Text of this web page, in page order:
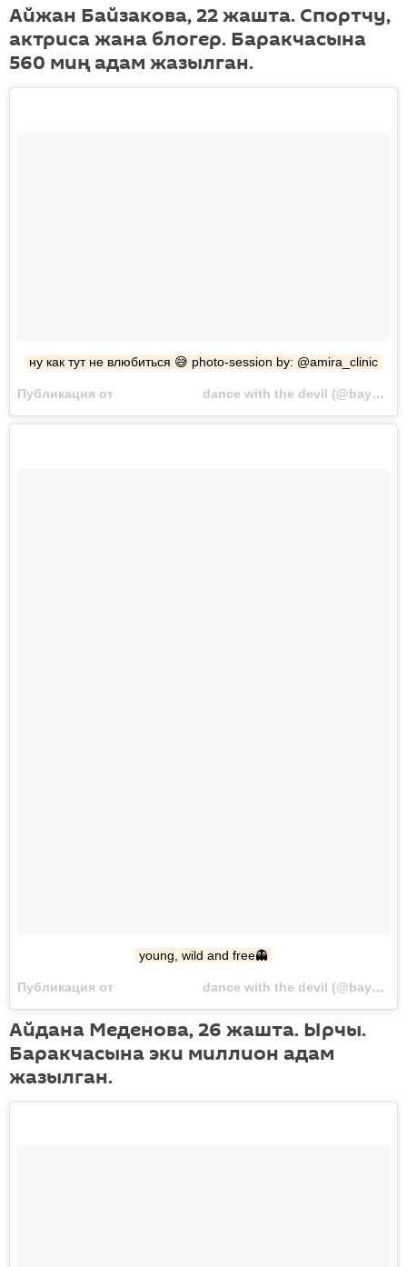
Айжан Байзакова, 22 жашта. Спортчу,
актриса жана блогер. Баракчасына
560 миң адам жазылган.
ну как тут не влюбиться 😅 photo-session by: @amira_clinic
Публикация от ⠀⠀⠀⠀⠀⠀⠀⠀⠀ dance with the devil (@bayzakova) Сен 21 2017 в 6:00 PDT
young, wild and free👻
Публикация от ⠀⠀⠀⠀⠀⠀⠀⠀⠀ dance with the devil (@bayzakova) Сен 4 2017 в 12:50 PDT
Айдана Меденова, 26 жашта. Ырчы.
Баракчасына эки миллион адам
жазылган.